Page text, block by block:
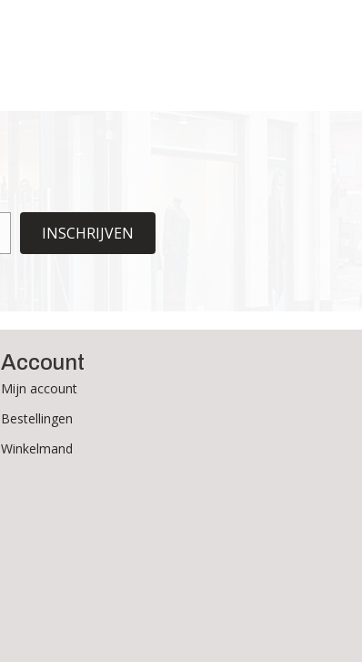
INSCHRIJVEN
Account
Mijn account
Bestellingen
Winkelmand